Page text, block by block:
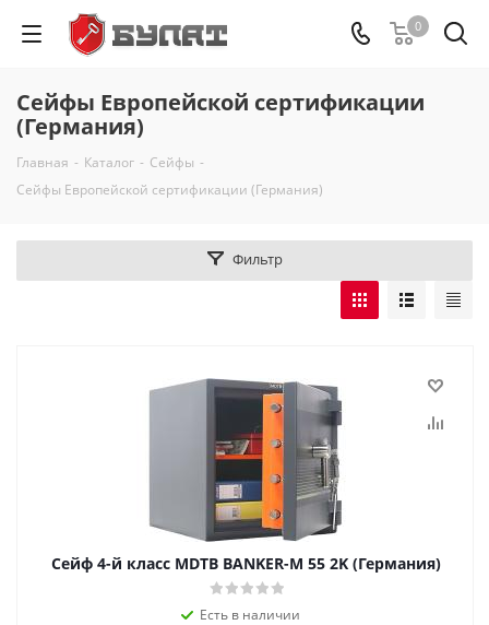
0
Сейфы Европейской сертификации
(Германия)
Главная - Каталог - Сейфы -
Сейфы Европейской сертификации (Германия)
Фильтр
Сейф 4-й класс MDTB BANKER-M 55 2K (Германия)
Есть в наличии